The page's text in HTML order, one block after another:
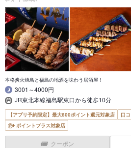
本格炭火焼鳥と福島の地酒を味わう居酒屋！
3001～4000円
JR東北本線福島駅東口から徒歩10分
【アプリ予約限定】最大800ポイント還元対象店
口
ポイントプラス対象店
クーポン